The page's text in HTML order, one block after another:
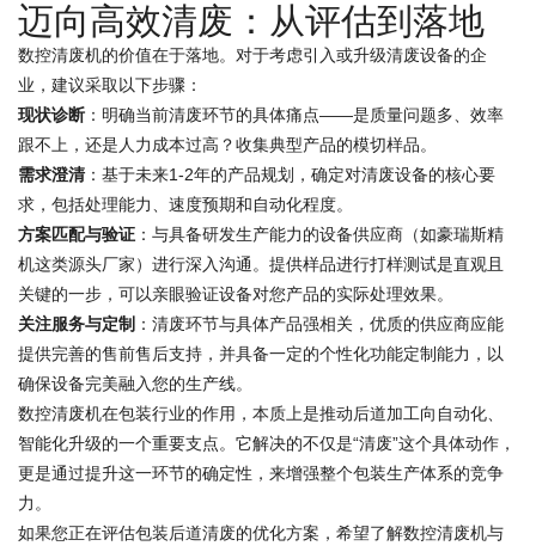
迈向高效清废：从评估到落地
数控清废机的价值在于落地。对于考虑引入或升级清废设备的企
业，建议采取以下步骤：
现状诊断 ：明确当前清废环节的具体痛点——是质量问题多、效率
跟不上，还是人力成本过高？收集典型产品的模切样品。
需求澄清：基于未来1-2年的产品规划，确定对清废设备的核心要
求，包括处理能力、速度预期和自动化程度。
方案匹配与验证 ：与具备研发生产能力的设备供应商（如豪瑞斯精
机这类源头厂家）进行深入沟通。提供样品进行打样测试是直观且
关键的一步，可以亲眼验证设备对您产品的实际处理效果。
关注服务与定制 ：清废环节与具体产品强相关，优质的供应商应能
提供完善的售前售后支持，并具备一定的个性化功能定制能力，以
确保设备完美融入您的生产线。
数控清废机在包装行业的作用，本质上是推动后道加工向自动化、
智能化升级的一个重要支点。它解决的不仅是“清废”这个具体动作，
更是通过提升这一环节的确定性，来增强整个包装生产体系的竞争
力。
如果您正在评估包装后道清废的优化方案，希望了解数控清废机与